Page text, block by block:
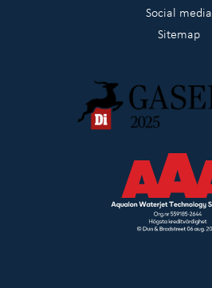
Social media
Sitemap